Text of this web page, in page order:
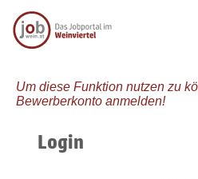
Um diese Funktion nutzen zu
Bewerberkonto anmelden!
Login